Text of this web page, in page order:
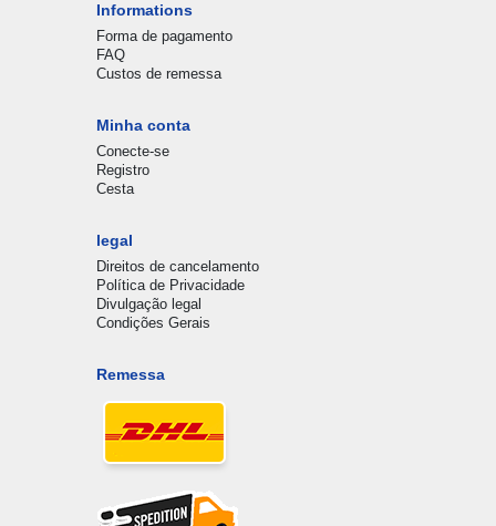
Informations
Forma de pagamento
FAQ
Custos de remessa
Minha conta
Conecte-se
Registro
Cesta
legal
Direitos de cancelamento
Política de Privacidade
Divulgação legal
Condições Gerais
Remessa